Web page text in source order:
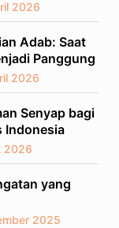
2026
Adab: Saat
Panggung
2026
Senyap bagi
Indonesia
2026
yang
2025